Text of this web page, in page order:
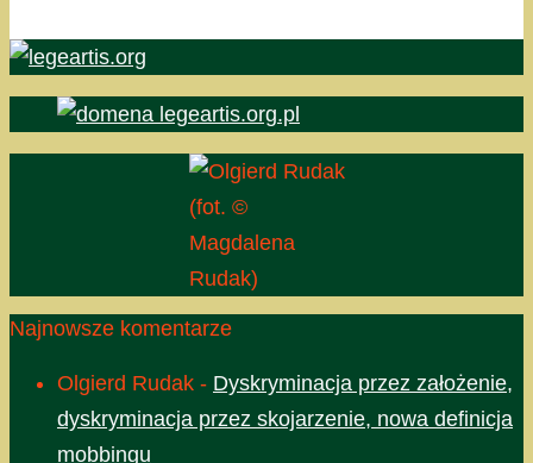
(fot. ©
Magdalena
Rudak)
Najnowsze komentarze
Olgierd Rudak - Dyskryminacja przez założenie,
dyskryminacja przez skojarzenie, nowa definicja
mobbingu